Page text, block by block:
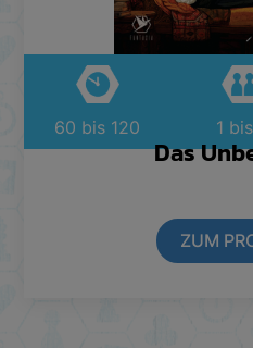
Das
ZUM
60 bis 120 1